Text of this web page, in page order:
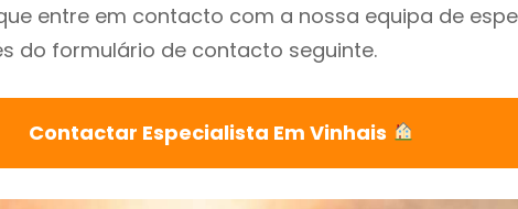
entre em contacto com a nossa equipa de
do formulário de contacto seguinte.
Contactar Especialista Em Vinhais